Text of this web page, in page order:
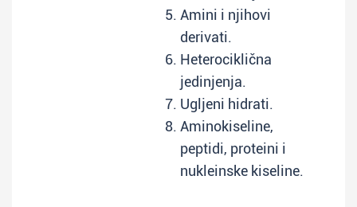
Amini i njihovi
derivati.
Heterociklična
jedinjenja.
Ugljeni hidrati.
Aminokiseline,
peptidi, proteini i
nukleinske kiseline.